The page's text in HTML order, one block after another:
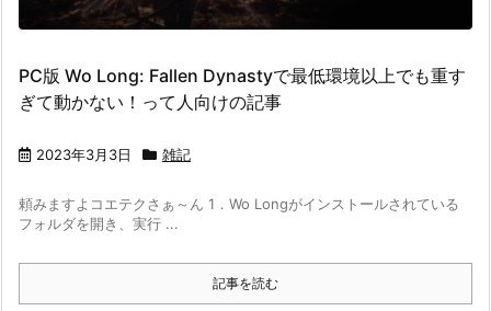
PC版 Wo Long: Fallen Dynastyで最低環境以上でも重す
ぎて動かない！って人向けの記事
2023年3月3日 雑記
頼みますよコエテクさぁ～ん 1．Wo Longがインストールされている
フォルダを開き、実行 ...
記事を読む